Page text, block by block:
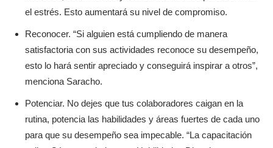
el estrés. Esto aumentará su nivel de compromiso.
Reconocer. “Si alguien está cumpliendo de manera
satisfactoria con sus actividades reconoce su desempeño,
esto lo hará sentir apreciado y conseguirá inspirar a otros”,
menciona Saracho.
Potenciar. No dejes que tus colaboradores caigan en la
rutina, potencia las habilidades y áreas fuertes de cada uno
para que su desempeño sea impecable. “La capacitación